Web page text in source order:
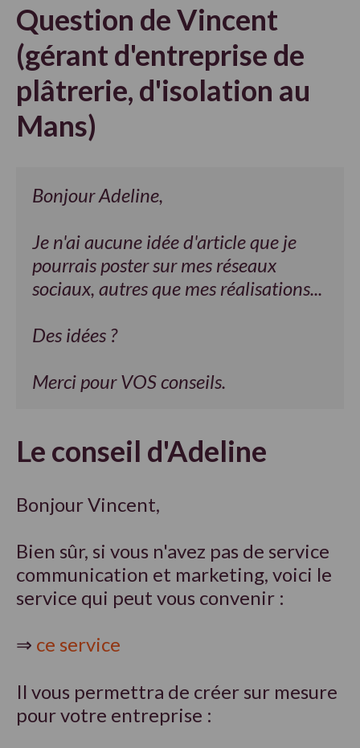
Question deVincent
(gérant d'entreprise de
plâtrerie, d'isolation au
Mans)
Bonjour Adeline,
Je n'ai aucune idée d'article que je
pourrais poster sur mes réseaux
sociaux, autres que mes réalisations...
Des idées ?
Merci pour VOS conseils.
Le conseil d'Adeline
Bonjour Vincent,
Bien sûr, si vous n'avez pas de service
communication et marketing, voici le
service qui peut vous convenir :
⇒ ce service
Il vous permettra de créer sur mesure
pour votre entreprise :